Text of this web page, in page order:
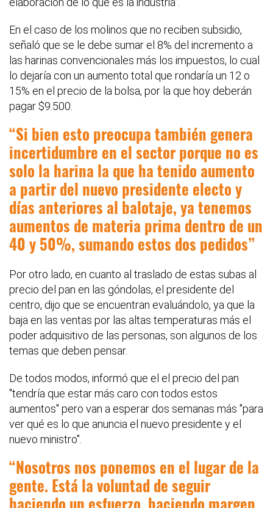
En el caso de los molinos que no reciben subsidio,
señaló que se le debe sumar el 8% del incremento a
las harinas convencionales más los impuestos, lo cual
lo dejaría con un aumento total que rondaría un 12 o
15% en el precio de la bolsa, por la que hoy deberán
pagar $9.500.
Si bien esto preocupa también genera
incertidumbre en el sector porque no es
solo la harina la que ha tenido aumento
a partir del nuevo presidente electo y
días anteriores al balotaje, ya tenemos
aumentos de materia prima dentro de un
40 y 50%, sumando estos dos pedidos
Por otro lado, en cuanto al traslado de estas subas al
precio del pan en las góndolas, el presidente del
centro, dijo que se encuentran evaluándolo, ya que la
baja en las ventas por las altas temperaturas más el
poder adquisitivo de las personas, son algunos de los
temas que deben pensar.
De todos modos, informó que el el precio del pan
"tendría que estar más caro con todos estos
aumentos" pero van a esperar dos semanas más "para
ver qué es lo que anuncia el nuevo presidente y el
nuevo ministro".
Nosotros nos ponemos en el lugar de la
gente. Está la voluntad de seguir
haciendo un esfuerzo, haciendo margen